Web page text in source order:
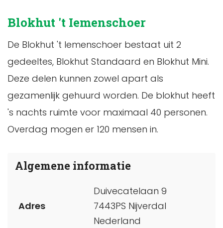
Blokhut 't Iemenschoer
De Blokhut 't Iemenschoer bestaat uit 2
gedeeltes, Blokhut Standaard en Blokhut Mini.
Deze delen kunnen zowel apart als
gezamenlijk gehuurd worden. De blokhut heeft
's nachts ruimte voor maximaal 40 personen.
Overdag mogen er 120 mensen in.
Algemene informatie
Adres
Duivecatelaan 9
7443PS Nijverdal
Nederland